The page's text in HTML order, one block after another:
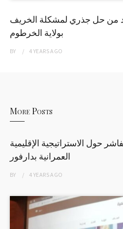
من حل جذري لمشكلة الخريف
بولاية الخرطوم
BY 4 YEARSAGO
More Posts
حول الاستراتيجية الإقليمية
العمرانية بدارفور
BY 4 YEARSAGO